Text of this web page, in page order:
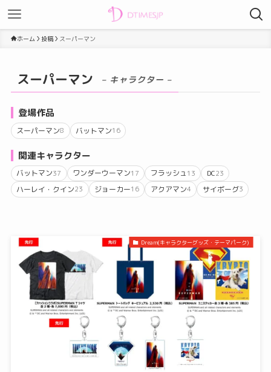
ホーム 投稿 スーパーマン
スーパーマン – キャラクター –
登場作品
スーパーマン8 バットマン16
関連キャラクター
バットマン37 ワンダーウーマン17 フラッシュ13 DC23
ハーレイ・クイン23 ジョーカー16 アクアマン4 サイボーグ3
Dream(キャラクターグッズ・テーマパーク)